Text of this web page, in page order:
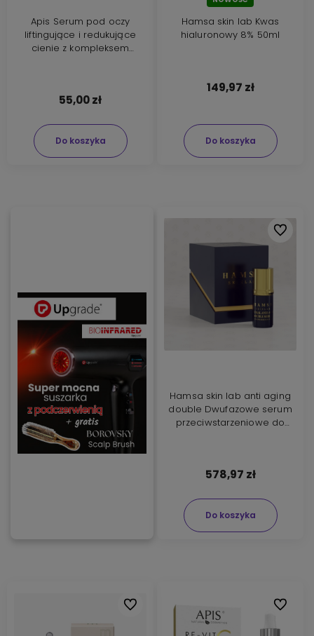
Apis Serum pod oczy
liftingujące i redukujące
cienie z kompleksem
55,00 zł
Do koszyka
Hamsa skin lab Kwas
hialuronowy 8% 50ml
149,97 zł
Do koszyka
Hamsa skin lab anti aging
double Dwufazowe serum
przeciwstarzeniowe do
578,97 zł
Do koszyka
Do
Do ulubionych Do